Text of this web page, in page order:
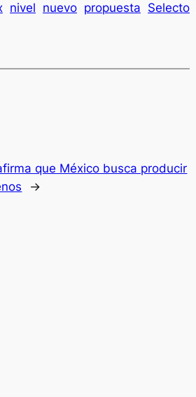
nivel nuevo propuesta Selecto
que México busca producir
→